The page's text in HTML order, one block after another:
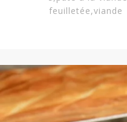
feuilletée,viande